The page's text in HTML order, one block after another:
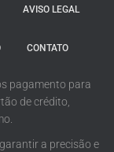
AVISO LEGAL
CONTATO
pagamento para
de crédito,
a precisão e